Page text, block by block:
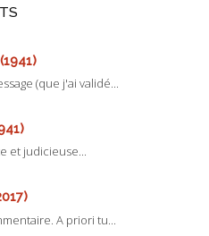
(que j'ai validé...
et judicieuse...
A priori tu...